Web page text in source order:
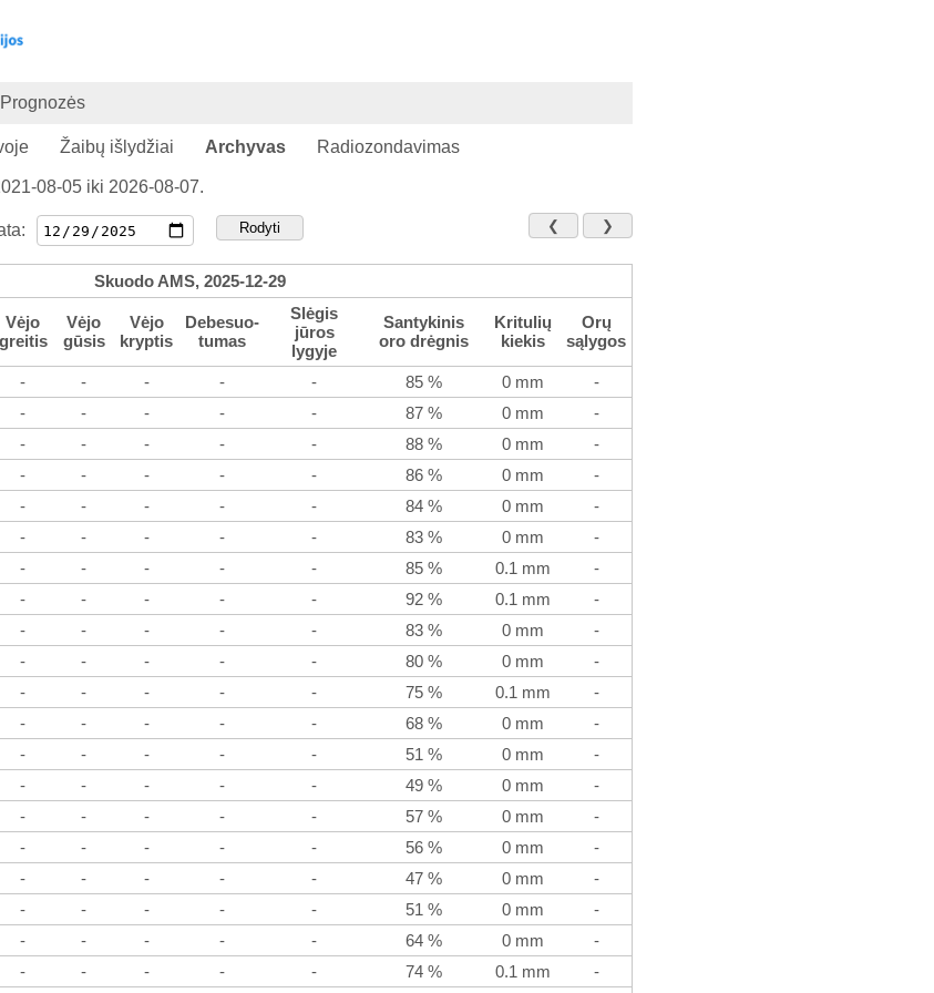
Prognozės
Žaibų išlydžiai Archyvas Radiozondavimas
08-05 iki 2026-08-07.
Rodyti ❮ ❯
Skuodo AMS, 2025-12-29
Vėjo
greitis
Vėjo
gūsis
Vėjo
kryptis
Debesuo-
tumas
Slėgis
jūros
lygyje
Santykinis
oro drėgnis
Kritulių
kiekis
Orų
sąlygos
- - - - - 85 % 0 mm
-
- - - - - 87 % 0 mm
-
- - - - - 88 % 0 mm
-
- - - - - 86 % 0 mm
-
- - - - - 84 % 0 mm
-
- - - - - 83 % 0 mm
-
- - - - - 85 % 0.1 mm
-
- - - - - 92 % 0.1 mm
-
- - - - - 83 % 0 mm
-
- - - - - 80 % 0 mm
-
- - - - - 75 % 0.1 mm
-
- - - - - 68 % 0 mm
-
- - - - - 51 % 0 mm
-
- - - - - 49 % 0 mm
-
- - - - - 57 % 0 mm
-
- - - - - 56 % 0 mm
-
- - - - - 47 % 0 mm
-
- - - - - 51 % 0 mm
-
- - - - - 64 % 0 mm
-
- - - - - 74 % 0.1 mm -